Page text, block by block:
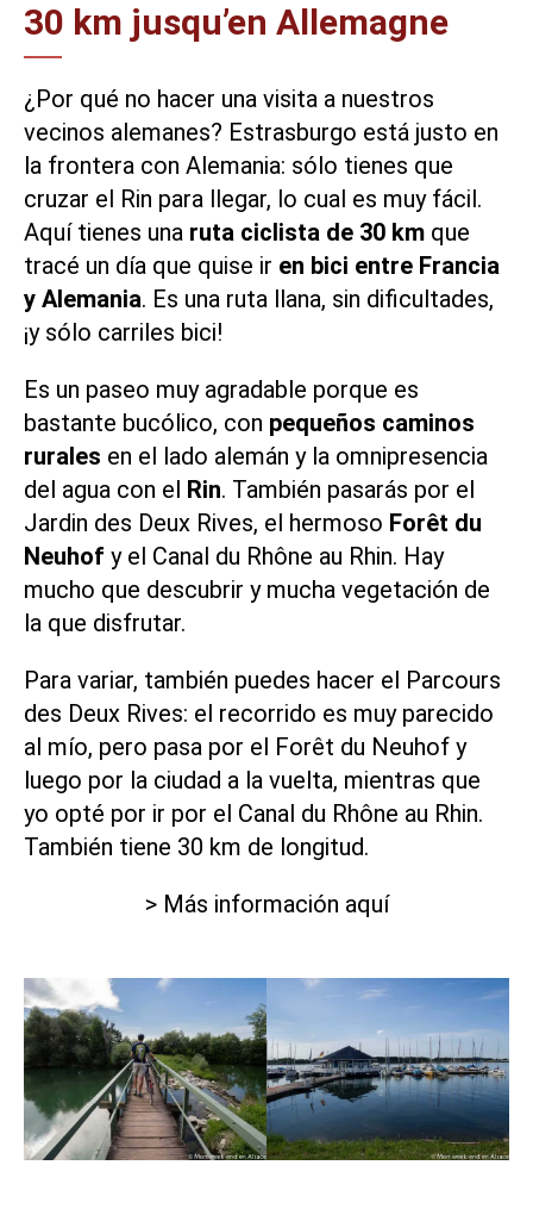
30 km jusqu’en Allemagne
¿Por qué no hacer una visita a nuestros
vecinos alemanes? Estrasburgo está justo en
la frontera con Alemania: sólo tienes que
cruzar el Rin para llegar, lo cual es muy fácil.
Aquí tienes una ruta ciclista de 30 km que
tracé un día que quise ir en bici entre Francia
y Alemania. Es una ruta llana, sin dificultades,
¡y sólo carriles bici!
Es un paseo muy agradable porque es
bastante bucólico, con pequeños caminos
rurales en el lado alemán y la omnipresencia
del agua con el Rin. También pasarás por el
Jardin des Deux Rives, el hermoso Forêt du
Neuhof y el Canal du Rhône au Rhin. Hay
mucho que descubrir y mucha vegetación de
la que disfrutar.
Para variar, también puedes hacer el Parcours
des Deux Rives: el recorrido es muy parecido
al mío, pero pasa por el Forêt du Neuhof y
luego por la ciudad a la vuelta, mientras que
yo opté por ir por el Canal du Rhône au Rhin.
También tiene 30 km de longitud.
> Más información aquí